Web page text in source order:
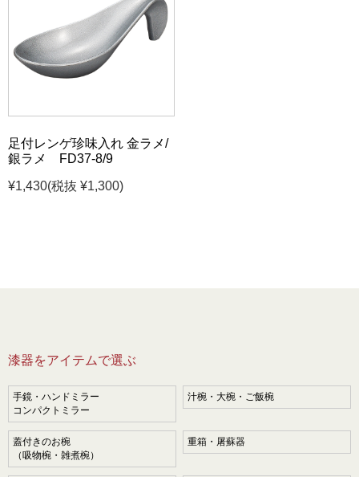
足付レンゲ珍味入れ 金ラメ/
銀ラメ FD37-8/9
¥1,430(税抜 ¥1,300)
漆器をアイテムで選ぶ
手鏡・ハンドミラー
コンパクトミラー
汁椀・大椀・ご飯椀
蓋付きのお椀
（吸物椀・雑煮椀）
重箱・屠蘇器